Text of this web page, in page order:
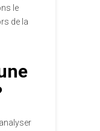
le
de la